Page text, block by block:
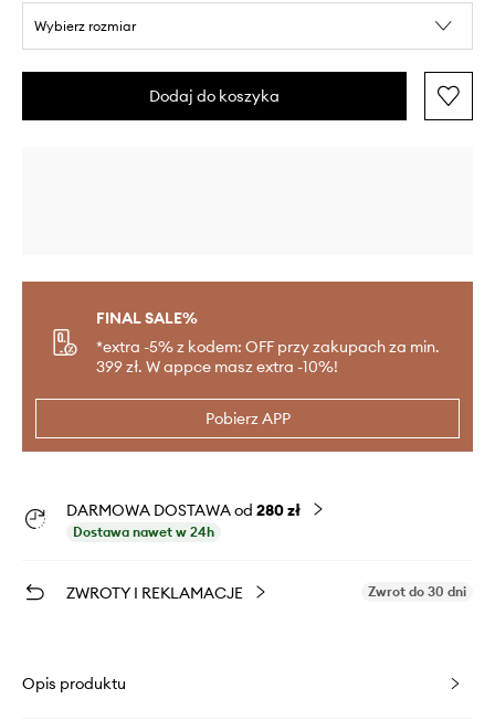
Wybierz rozmiar
Dodaj do koszyka
FINAL SALE%
*extra -5% z kodem: OFF przy zakupach za min.
399 zł. W appce masz extra -10%!
Pobierz APP
DARMOWA DOSTAWA od 280 zł
Dostawa nawet w 24h
ZWROTY I REKLAMACJE Zwrot do 30 dni
Opis produktu